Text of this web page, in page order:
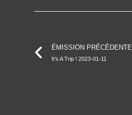
ÉMISSION PRÉCÉDENTE
It’s A Trip ! 2023-01-11